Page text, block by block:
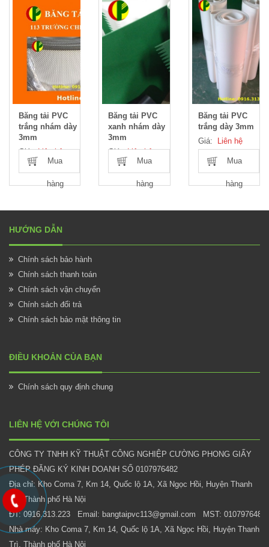
Băng tải PVC
trắng nhám dày
3mm
Giá:Liên hệ
Mua
hàng
Băng tải PVC
xanh nhám dày
3mm
Giá:Liên hệ
Mua
hàng
Băng tải PVC
trắng dày 3mm
Giá:
Liên hệ
Mua
hàng
HƯỚNG DẪN
Chính sách bảo hành
Chính sách thanh toán
Chính sách vận chuyển
Chính sách đổi trả
Chính sách bảo mật thông tin
ĐIỀU KHOẢN CỦA BẠN
Chính sách quy định chung
LIÊN HỆ VỚI CHÚNG TÔI
CÔNG TY TNHH KỸ THUẬT CÔNG NGHIỆP CƯỜNG PHONG GIẤY
PHÉP ĐĂNG KÝ KINH DOANH SỐ 0107976482
Địa chỉ: Kho Coma 7, Km 14, Quốc lộ 1A, Xã Ngọc Hồi, Huyện Thanh
Trì, Thành phố Hà Nội
ĐT: 0916.313.223 Email: bangtaipvc113@gmail.com MST: 0107976482
Nhà máy: Kho Coma 7, Km 14, Quốc lộ 1A, Xã Ngọc Hồi, Huyện Thanh
Trì, Thành phố Hà Nội